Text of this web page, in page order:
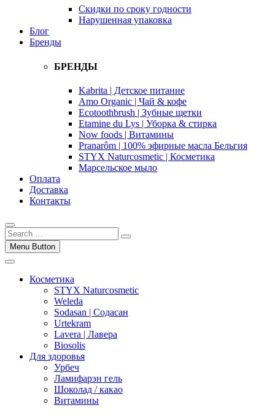
Скидки по сроку годности
Нарушенная упаковка
Блог
Бренды
БРЕНДЫ
Kabrita | Детское питание
Amo Organic | Чай & кофе
Ecotoothbrush | Зубные щетки
Etamine du Lys | Уборка & стирка
Now foods | Витамины
Pranarôm | 100% эфирные масла Бельгия
STYX Naturcosmetic | Косметика
Марсельское мыло
Оплата
Доставка
Контакты
Menu Button
Косметика
STYX Naturcosmetic
Weleda
Sodasan | Содасан
Urtekram
Lavera | Лавера
Biosolis
Для здоровья
Урбеч
Ламифарэн гель
Шоколад / какао
Витамины